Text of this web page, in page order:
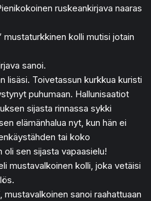
ruskeankirjava naaras
kolli mutisi jotain
sanoi.
lisäsi. Toivetassun kurkkua kuristi
puhumaan. Hallunisaatiot
sijasta rinnassa sykki
elämänhalua nyt, kun hän ei
tai koko
oli sen sijasta vapaasielu!
mustavalkoinen kolli, joka vetäisi
mustavalkoinen sanoi raahattuaan